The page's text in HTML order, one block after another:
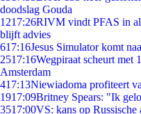
doodslag Gouda
1217:26RIVM vindt PFAS in al
blijft advies
617:16Jesus Simulator komt
2517:16Wegpiraat scheurt met
Amsterdam
417:13Niewiadoma profiteert
1917:09Britney Spears: "Ik
3517:00VS: kans op